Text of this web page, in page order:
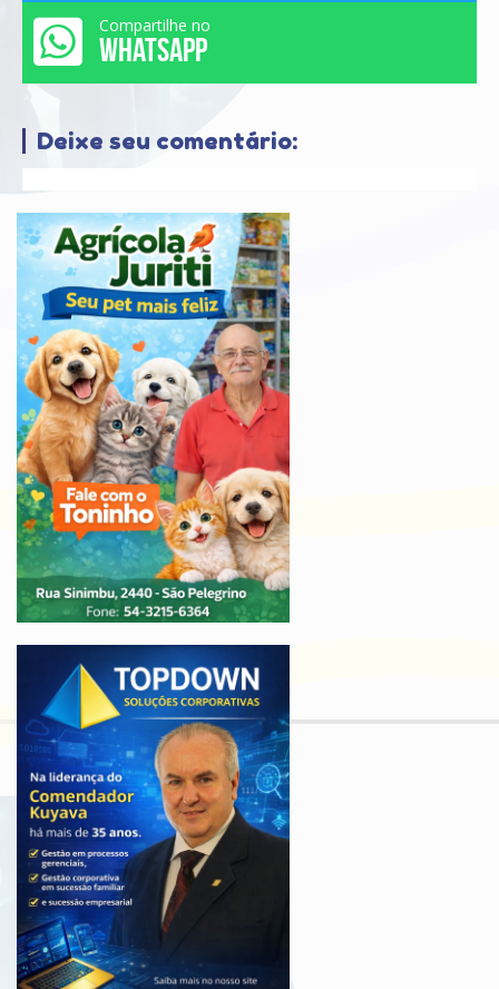
Compartilhe no
WHATSAPP
Deixe seu comentário: